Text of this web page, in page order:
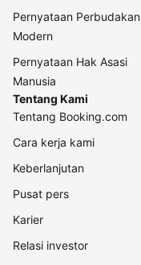
Pernyataan Perbudakan
Modern
Pernyataan Hak Asasi
Manusia
Tentang Kami
Tentang Booking.com
Cara kerja kami
Keberlanjutan
Pusat pers
Karier
Relasi investor